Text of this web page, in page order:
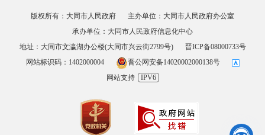
版权所有：大同市人民政府
主办单位：大同市人民政府办公室
承办单位：大同市人民政府信息化中心
地址：大同市文瀛湖办公楼(大同市兴云街2799号)
晋ICP备08000733号
网站标识码：1402000004
晋公网安备14020002000138号
网站支持
IPV6